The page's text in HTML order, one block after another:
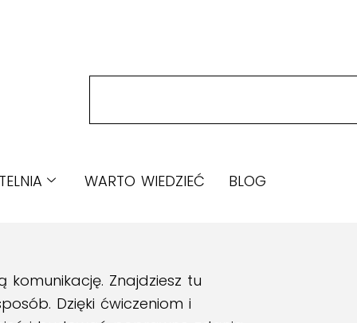
WARTO WIEDZIEĆ
BLOG
Znajdziesz tu
Dzięki ćwiczeniom i